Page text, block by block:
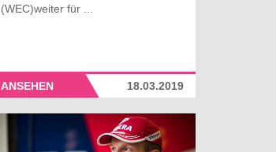
(WEC)weiter für ...
18.03.2019
ANSEHEN